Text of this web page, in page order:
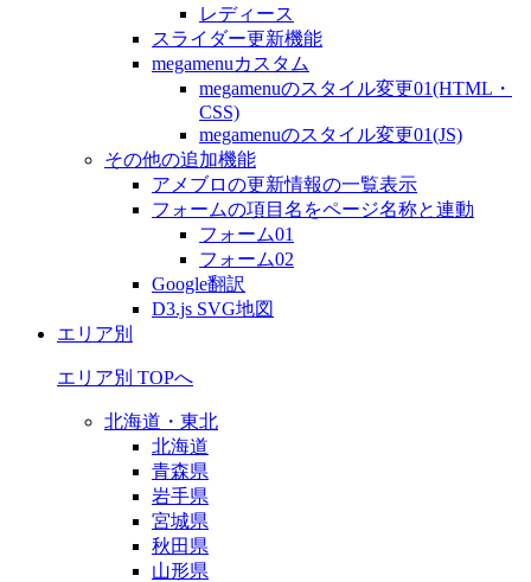
レディース
スライダー更新機能
megamenuカスタム
megamenuのスタイル変更01(HTML・
CSS)
megamenuのスタイル変更01(JS)
その他の追加機能
アメブロの更新情報の一覧表示
フォームの項目名をページ名称と連動
フォーム01
フォーム02
Google翻訳
D3.js SVG地図
エリア別
エリア別 TOPへ
北海道・東北
北海道
青森県
岩手県
宮城県
秋田県
山形県